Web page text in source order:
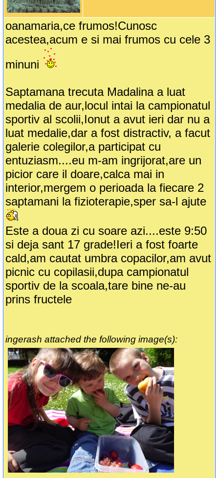
oanamaria,ce frumos!Cunosc
acestea,acum e si mai frumos cu cele 3
minuni
Saptamana trecuta Madalina a luat
medalia de aur,locul intai la campionatul
sportiv al scolii,Ionut a avut ieri dar nu a
luat medalie,dar a fost distractiv, a facut
galerie colegilor,a participat cu
entuziasm....eu m-am ingrijorat,are un
picior care il doare,calca mai in
interior,mergem o perioada la fiecare 2
saptamani la fizioterapie,sper sa-l ajute
Este a doua zi cu soare azi....este 9:50
si deja sant 17 grade!Ieri a fost foarte
cald,am cautat umbra copacilor,am avut
picnic cu copilasii,dupa campionatul
sportiv de la scoala,tare bine ne-au
prins fructele
ingerash attached the following image(s):